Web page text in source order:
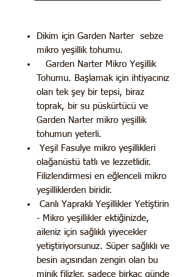
Dikim için Garden Narter sebze
mikro yeşillik tohumu.
Garden Narter Mikro Yeşillik
Tohumu. Başlamak için ihtiyacınız
olan tek şey bir tepsi, biraz
toprak, bir su püskürtücü ve
Garden Narter mikro yeşillik
tohumun yeterli.
Yeşil Fasulye mikro yeşillikleri
olağanüstü tatlı ve lezzetlidir.
Filizlendirmesi en eğlenceli mikro
yeşilliklerden biridir.
Canlı Yapraklı Yeşillikler Yetiştirin
- Mikro yeşillikler ektiğinizde,
aileniz için sağlıklı yiyecekler
yetiştiriyorsunuz. Süper sağlıklı ve
besin açısından zengin olan bu
minik filizler, sadece birkaç günde